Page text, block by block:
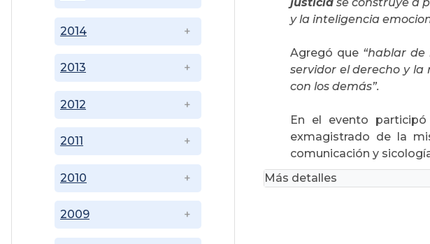
2009
2010
2011
2012
2013
2014
y la inteligencia
Agregó que “hablar
servidor el derecho y la
con los demás”.
En el evento
exmagistrado de la
comunicación y
Más detalles